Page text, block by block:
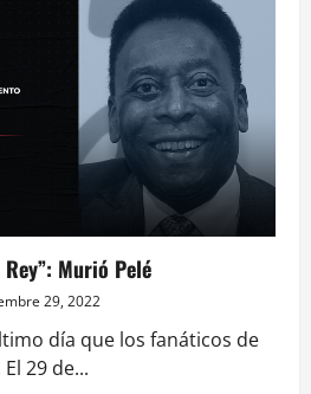
Murió Pelé
29, 2022
día que los fanáticos de
29 de...